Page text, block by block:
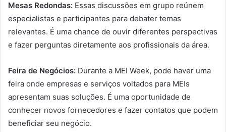
Mesas Redondas: Essas discussões em grupo reúnem
especialistas e participantes para debater temas
relevantes. É uma chance de ouvir diferentes perspectivas
e fazer perguntas diretamente aos profissionais da área.
Feira de Negócios: Durante a MEI Week, pode haver uma
feira onde empresas e serviços voltados para MEIs
apresentam suas soluções. É uma oportunidade de
conhecer novos fornecedores e fazer contatos que podem
beneficiar seu negócio.